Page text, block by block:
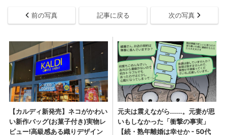
前の写真 記事に戻る 次の写真